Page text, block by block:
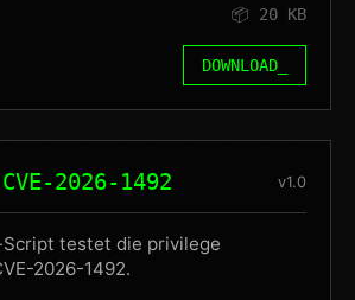
📦 20 KB
DOWNLOAD_
2026-1492 v1.0
testet die privilege
2026-1492.